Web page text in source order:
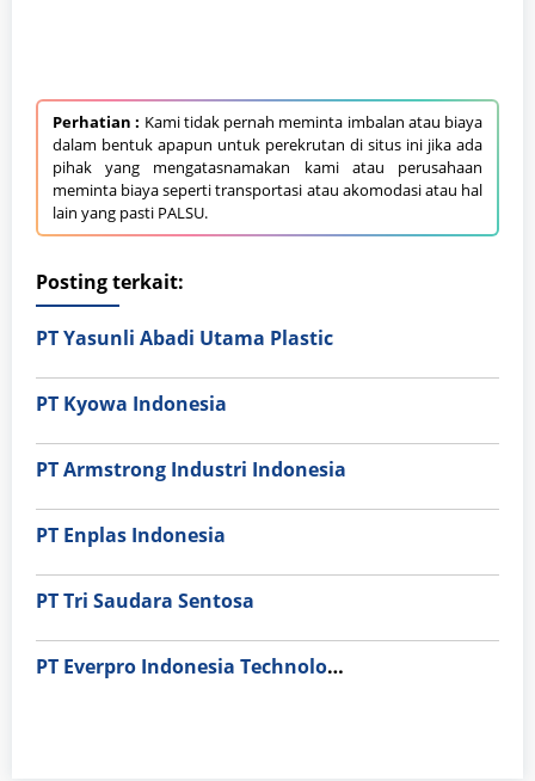
Perhatian : Kami tidak pernah meminta imbalan atau biaya
dalam bentuk apapun untuk perekrutan di situs ini jika ada
pihak yang mengatasnamakan kami atau perusahaan
meminta biaya seperti transportasi atau akomodasi atau hal
lain yang pasti PALSU.
Posting terkait:
PT Yasunli Abadi Utama Plastic
PT Kyowa Indonesia
PT Armstrong Industri Indonesia
PT Enplas Indonesia
PT Tri Saudara Sentosa
PT Everpro Indonesia Technologies